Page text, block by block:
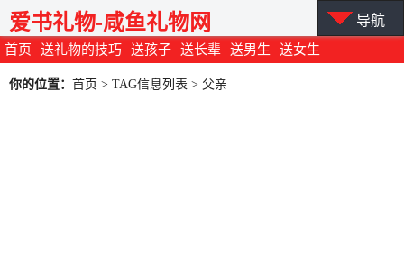
首页 送礼物的技巧 送孩子 送长辈 送男生 送女生
爱书礼物-咸鱼礼物网 导航
你的位置： 首页 > TAG信息列表 > 父亲